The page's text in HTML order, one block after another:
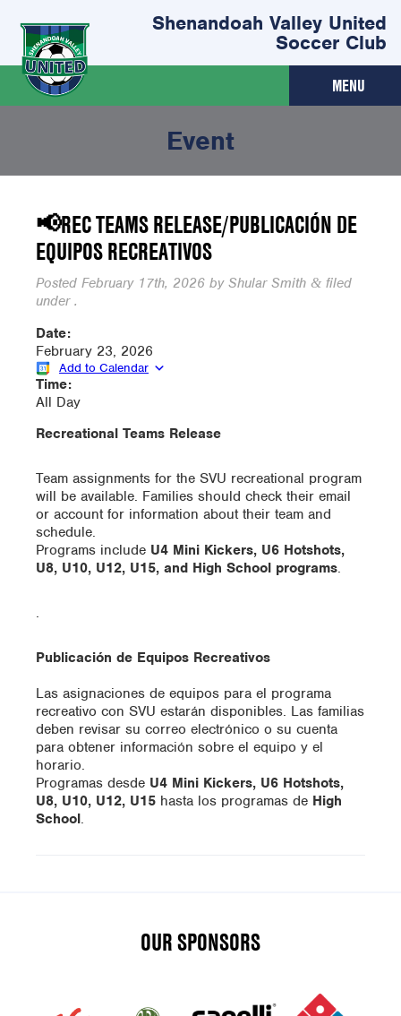
Shenandoah Valley United
Soccer Club
MENU
Event
📢REC TEAMS RELEASE/PUBLICACIÓN DE
EQUIPOS RECREATIVOS
Posted February 17th, 2026 by Shular Smith & filed
under .
Date:
February 23, 2026
Add to Calendar
Time:
All Day
Recreational Teams Release
Team assignments for the SVU recreational program
will be available. Families should check their email
or account for information about their team and
schedule.
Programs include U4 Mini Kickers, U6 Hotshots,
U8, U10, U12, U15, and High School programs.
.
Publicación de Equipos Recreativos
Las asignaciones de equipos para el programa
recreativo con SVU estarán disponibles. Las familias
deben revisar su correo electrónico o su cuenta
para obtener información sobre el equipo y el
horario.
Programas desde U4 Mini Kickers, U6 Hotshots,
U8, U10, U12, U15 hasta los programas de High
School.
OUR SPONSORS